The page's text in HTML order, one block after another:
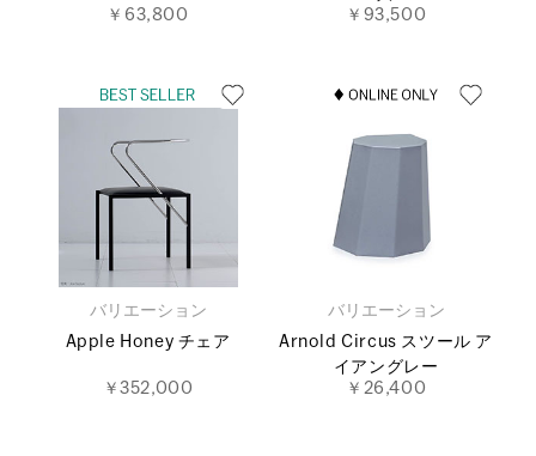
￥63,800
￥93,500
バリエーション
Apple Honey チェア
￥352,000
バリエーション
Arnold Circus スツール ア
イアングレー
￥26,400